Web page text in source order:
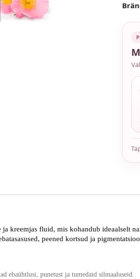
ja kreemjas fluid, mis kohandub ideaalselt
peened kortsud ja
ebaühtlusi, punetust ja tumedaid silmaaluseid.
Ole